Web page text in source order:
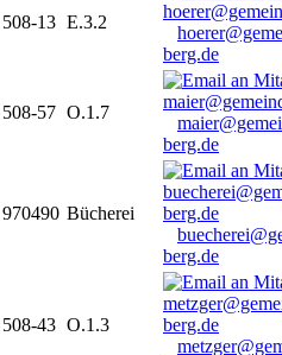
13 E.3.2
berg.de
57 O.1.7
berg.de
Bücherei
berg.de
43 O.1.3